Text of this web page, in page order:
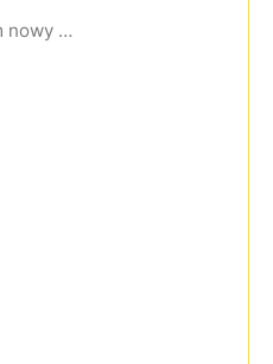
Spider-Man. Całkiem nowy dzień